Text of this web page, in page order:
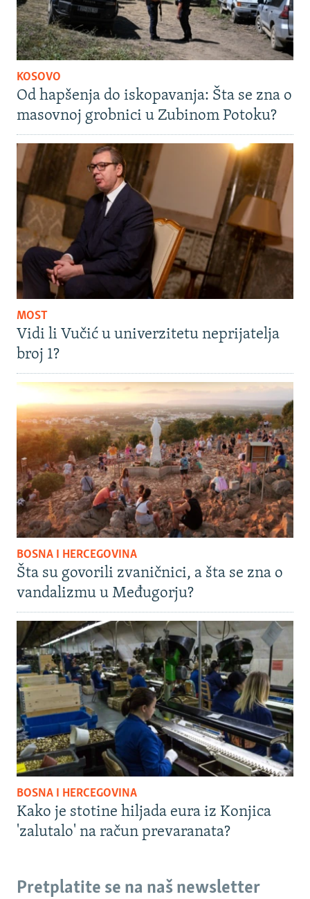
KOSOVO
Od hapšenja do iskopavanja: Šta se zna o
masovnoj grobnici u Zubinom Potoku?
MOST
Vidi li Vučić u univerzitetu neprijatelja
broj 1?
BOSNA I HERCEGOVINA
Šta su govorili zvaničnici, a šta se zna o
vandalizmu u Međugorju?
BOSNA I HERCEGOVINA
Kako je stotine hiljada eura iz Konjica
'zalutalo' na račun prevaranata?
Pretplatite se na naš newsletter